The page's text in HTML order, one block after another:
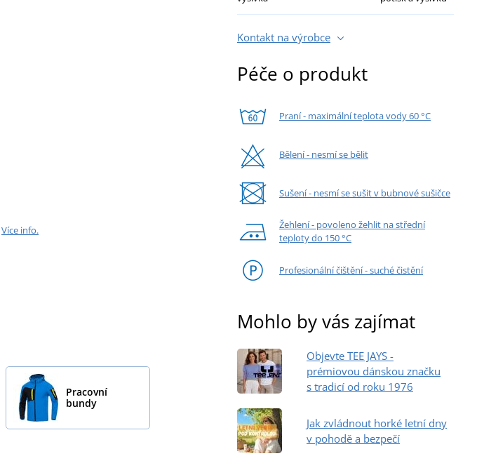
Více info.
Pracovní
bundy
Kontakt na výrobce
Péče o produkt
Praní - maximální teplota vody 60 °C
Bělení - nesmí se bělit
Sušení - nesmí se sušit v bubnové sušičce
Žehlení - povoleno žehlit na střední
teploty do 150 °C
Profesionální čištění - suché čistění
Mohlo by vás zajímat
Objevte TEE JAYS -
prémiovou dánskou značku
s tradicí od roku 1976
Jak zvládnout horké letní dny
v pohodě a bezpečí